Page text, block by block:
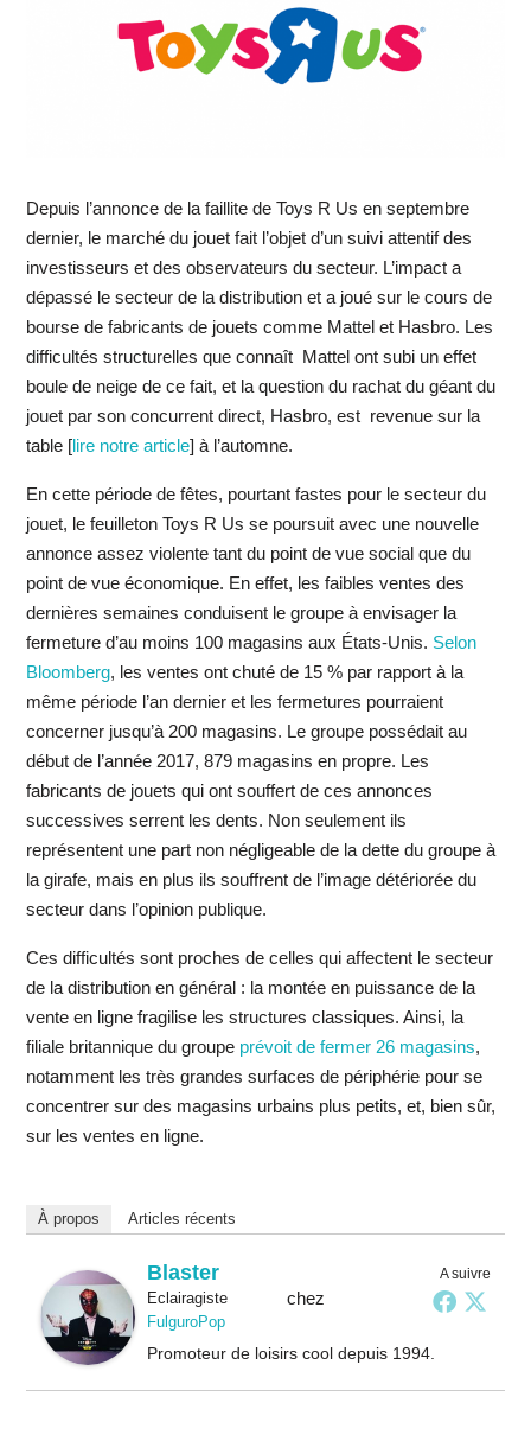
Depuis l’annonce de la faillite de Toys R Us en septembre
dernier, le marché du jouet fait l’objet d’un suivi attentif des
investisseurs et des observateurs du secteur. L’impact a
dépassé le secteur de la distribution et a joué sur le cours de
bourse de fabricants de jouets comme Mattel et Hasbro. Les
difficultés structurelles que connaît Mattel ont subi un effet
boule de neige de ce fait, et la question du rachat du géant du
jouet par son concurrent direct, Hasbro, est revenue sur la
table [lire notre article] à l’automne.
En cette période de fêtes, pourtant fastes pour le secteur du
jouet, le feuilleton Toys R Us se poursuit avec une nouvelle
annonce assez violente tant du point de vue social que du
point de vue économique. En effet, les faibles ventes des
dernières semaines conduisent le groupe à envisager la
fermeture d’au moins 100 magasins aux États-Unis. Selon
Bloomberg, les ventes ont chuté de 15 % par rapport à la
même période l’an dernier et les fermetures pourraient
concerner jusqu’à 200 magasins. Le groupe possédait au
début de l’année 2017, 879 magasins en propre. Les
fabricants de jouets qui ont souffert de ces annonces
successives serrent les dents. Non seulement ils
représentent une part non négligeable de la dette du groupe à
la girafe, mais en plus ils souffrent de l’image détériorée du
secteur dans l’opinion publique.
Ces difficultés sont proches de celles qui affectent le secteur
de la distribution en général : la montée en puissance de la
vente en ligne fragilise les structures classiques. Ainsi, la
filiale britannique du groupe prévoit de fermer 26 magasins,
notamment les très grandes surfaces de périphérie pour se
concentrer sur des magasins urbains plus petits, et, bien sûr,
sur les ventes en ligne.
À propos Articles récents
A suivre
Blaster
Eclairagistechez
FulguroPop
Promoteur de loisirs cool depuis 1994.